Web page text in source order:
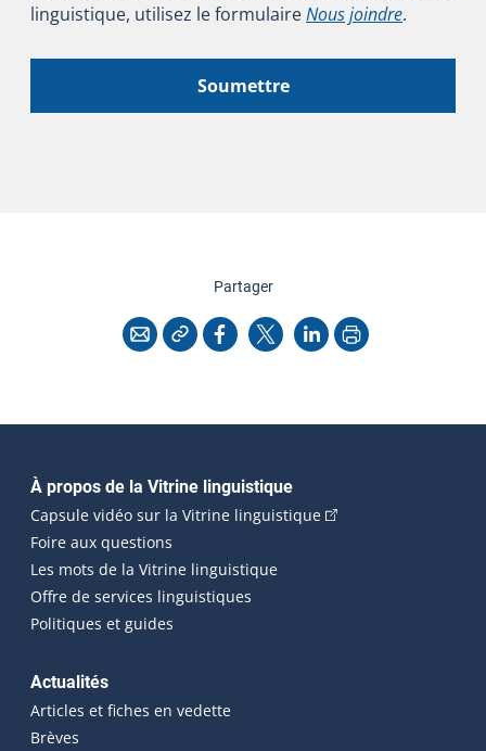
linguistique, utilisez le formulaireNous joindre.
Soumettre
Partagercette page
CourrielCopier l'adresse
Facebook
X LinkedInImprimer
Navigation principale
À propos de la Vitrine linguistique
Capsule vidéo sur la Vitrine linguistique(Cet hyperlien
Foire aux questions
Les mots de la Vitrine linguistique
Offre de services linguistiques
Politiques et guides
Actualités
Articles et fiches en vedette
Brèves